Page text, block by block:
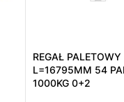
REGAŁ PALETOWY
L=16795MM 54
1000KG 0+2